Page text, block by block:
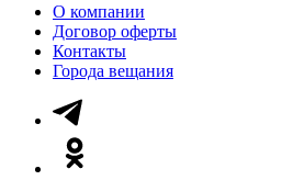
О компании
Договор оферты
Контакты
Города вещания